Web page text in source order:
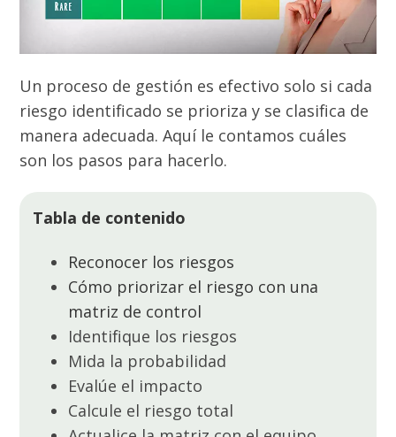
Un proceso de gestión es efectivo solo si cada
riesgo identificado se prioriza y se clasifica de
manera adecuada. Aquí le contamos cuáles
son los pasos para hacerlo.
Tabla de contenido
Reconocer los riesgos
Cómo priorizar el riesgo con una
matriz de control
Identifique los riesgos
Mida la probabilidad
Evalúe el impacto
Calcule el riesgo total